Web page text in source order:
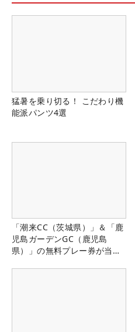
猛暑を乗り切る！ こだわり機
能派パンツ4選
「潮来CC（茨城県）」＆「鹿
児島ガーデンGC（鹿児島
県）」の無料プレー券が当た